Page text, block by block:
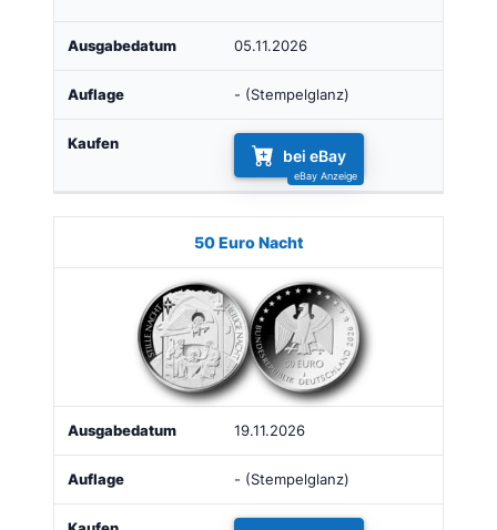
05.11.2026
- (Stempelglanz)
bei eBay
50 Euro Nacht
19.11.2026
- (Stempelglanz)